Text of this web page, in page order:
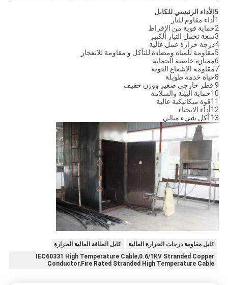
5الأداء الرئيسي للكابل
1أداء مقاوم للنار
2حماية قوية من الإفراط
3سعة تحمل التيار الكبير
4درجة حرارة عمل عالية
5مقاومة للمياه ومضادة للتآكل و مقاومة للانفجار
6ممتازة خاصية الحماية
7مقاومة الإشعاع القوية
8حياة خدمة طويلة
9.قطر خارجي صغير ووزن خفيف
10حماية البيئة والسلامة
11قوة ميكانيكية عالية
12أداء الانحناء
13.أكل شيء مثالي
كابل مقاومة درجات الحرارة العالية
كابل الطاقة العالية الحرارة
IEC60331 High Temperature Cable,0.6/1KV Stranded Copper
Conductor,Fire Rated Stranded High Temperature Cable